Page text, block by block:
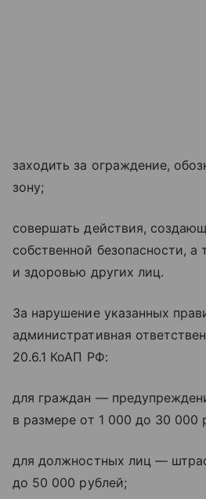
заходить за ограждение,
зону;
совершать действия,
собственной безопасности, а
и здоровью других лиц.
За нарушение указанных
административная
20.6.1 КоАП РФ:
для граждан —
в размере от 1 000 до 30 000
для должностных лиц —
до 50 000 рублей;